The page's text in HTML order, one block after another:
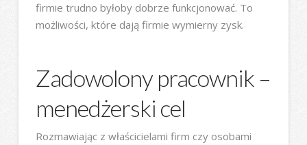
firmie trudno byłoby dobrze funkcjonować. To
możliwości, które dają firmie wymierny zysk.
Zadowolony pracownik –
menedżerski cel
Rozmawiając z właścicielami firm czy osobami